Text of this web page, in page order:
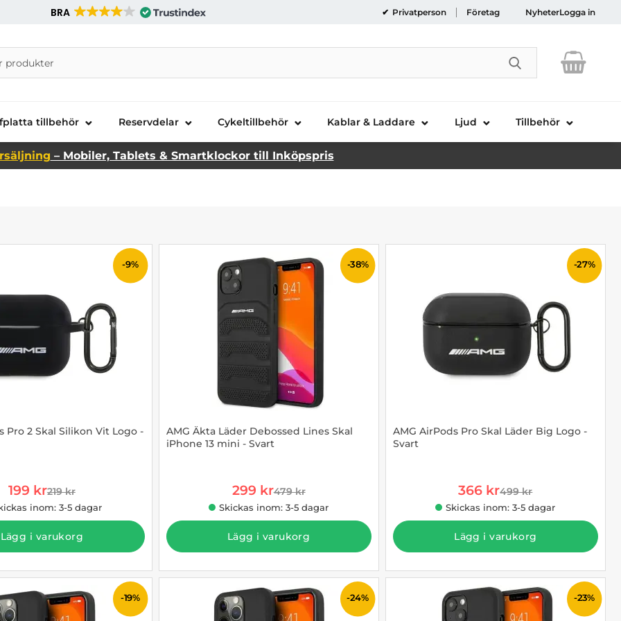
BRA Privatperson Företag NyheterLogga in
Telecom AB
Genomför
tillbehör Reservdelar Cykeltillbehör Kablar & Laddare Ljud Tillbehör
– Mobiler, Tablets & Smartklockor till Inköpspris
-9%
Pro 2 Skal Silikon Vit Logo -
rea pris
199 krtidigare pris
219 kr
inom: 3-5 dagar
Lägg i varukorg
-38%
AMG Äkta Läder Debossed Lines Skal
iPhone 13 mini - Svart
rea pris
299 krtidigare pris
479 kr
Skickas inom: 3-5 dagar
Lägg i varukorg
-27%
AMG AirPods Pro Skal Läder Big Logo -
Svart
rea pris
366 krtidigare pris
499 kr
Skickas inom: 3-5 dagar
Lägg i varukorg
-19% -24% -23%